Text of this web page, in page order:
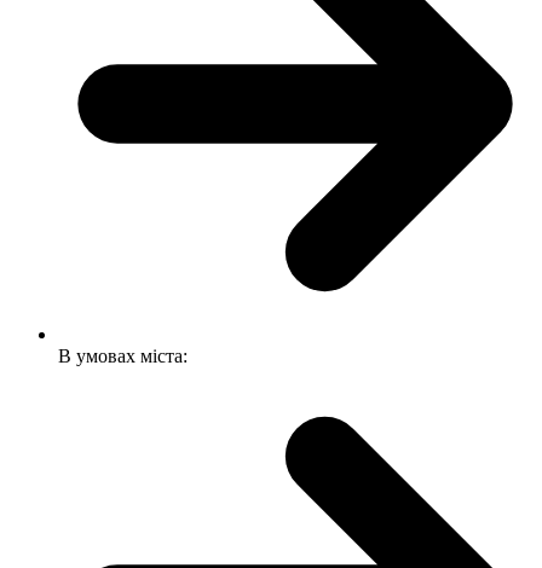
В умовах міста: